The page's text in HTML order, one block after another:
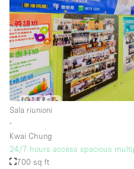
Sala riunioni
∙
Kwai Chung
24/7 hours access spacious
700 sq ft